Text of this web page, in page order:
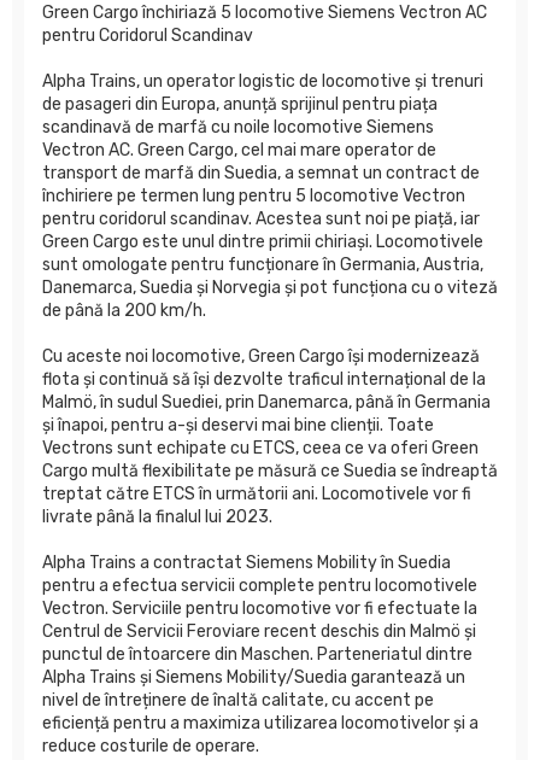
Green Cargo închiriază 5 locomotive Siemens Vectron AC
pentru Coridorul Scandinav
Alpha Trains, un operator logistic de locomotive și trenuri
de pasageri din Europa, anunță sprijinul pentru piața
scandinavă de marfă cu noile locomotive Siemens
Vectron AC. Green Cargo, cel mai mare operator de
transport de marfă din Suedia, a semnat un contract de
închiriere pe termen lung pentru 5 locomotive Vectron
pentru coridorul scandinav. Acestea sunt noi pe piață, iar
Green Cargo este unul dintre primii chiriași. Locomotivele
sunt omologate pentru funcționare în Germania, Austria,
Danemarca, Suedia și Norvegia și pot funcționa cu o viteză
de până la 200 km/h.
Cu aceste noi locomotive, Green Cargo își modernizează
flota și continuă să își dezvolte traficul internațional de la
Malmö, în sudul Suediei, prin Danemarca, până în Germania
și înapoi, pentru a-și deservi mai bine clienții. Toate
Vectrons sunt echipate cu ETCS, ceea ce va oferi Green
Cargo multă flexibilitate pe măsură ce Suedia se îndreaptă
treptat către ETCS în următorii ani. Locomotivele vor fi
livrate până la finalul lui 2023.
Alpha Trains a contractat Siemens Mobility în Suedia
pentru a efectua servicii complete pentru locomotivele
Vectron. Serviciile pentru locomotive vor fi efectuate la
Centrul de Servicii Feroviare recent deschis din Malmö și
punctul de întoarcere din Maschen. Parteneriatul dintre
Alpha Trains și Siemens Mobility/Suedia garantează un
nivel de întreținere de înaltă calitate, cu accent pe
eficiență pentru a maximiza utilizarea locomotivelor și a
reduce costurile de operare.